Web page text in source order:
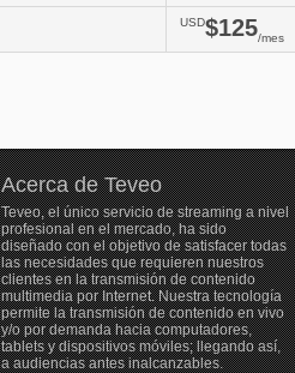
USD$125/mes
Acerca de Teveo
Teveo, el único servicio de streaming a nivel
profesional en el mercado, ha sido
diseñado con el objetivo de satisfacer todas
las necesidades que requieren nuestros
clientes en la transmisión de contenido
multimedia por Internet. Nuestra tecnología
permite la transmisión de contenido en vivo
y/o por demanda hacia computadores,
tablets y dispositivos móviles; llegando así,
a audiencias antes inalcanzables.